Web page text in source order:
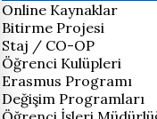
Online Kaynaklar
Bitirme Projesi
Staj / CO-OP
Öğrenci Kulüpleri
Erasmus Programı
Değişim Programları